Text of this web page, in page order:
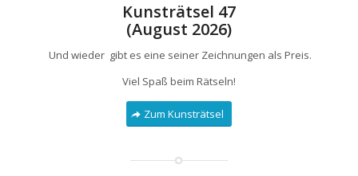
Kunsträtsel 47
(August 2026)
Und wieder gibt es eine seiner Zeichnungen als Preis.
Viel Spaß beim Rätseln!
Zum Kunsträtsel